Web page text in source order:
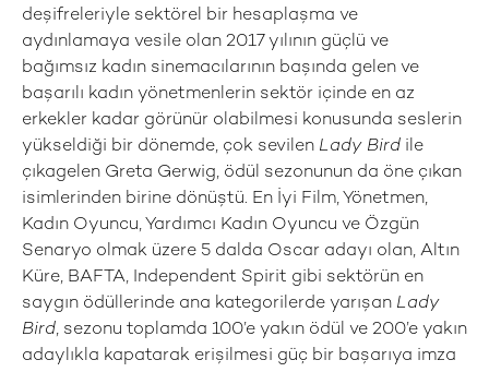
deşifreleriyle sektörel bir hesaplaşma ve
aydınlamaya vesile olan 2017 yılının güçlü ve
bağımsız kadın sinemacılarının başında gelen ve
başarılı kadın yönetmenlerin sektör içinde en az
erkekler kadar görünür olabilmesi konusunda seslerin
yükseldiği bir dönemde, çok sevilen Lady Bird ile
çıkagelen Greta Gerwig, ödül sezonunun da öne çıkan
isimlerinden birine dönüştü. En İyi Film, Yönetmen,
Kadın Oyuncu, Yardımcı Kadın Oyuncu ve Özgün
Senaryo olmak üzere 5 dalda Oscar adayı olan, Altın
Küre, BAFTA, Independent Spirit gibi sektörün en
saygın ödüllerinde ana kategorilerde yarışan Lady
Bird, sezonu toplamda 100’e yakın ödül ve 200’e yakın
adaylıkla kapatarak erişilmesi güç bir başarıya imza